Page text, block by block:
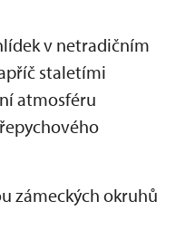
v netradičním
staletími
atmosféru
zámeckých okruhů